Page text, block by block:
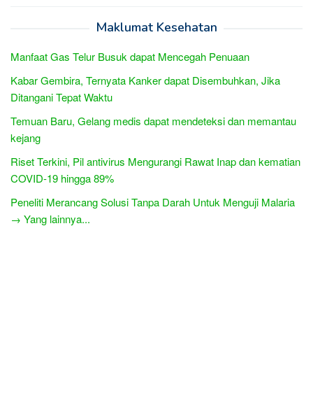
Maklumat Kesehatan
Manfaat Gas Telur Busuk dapat Mencegah Penuaan
Kabar Gembira, Ternyata Kanker dapat Disembuhkan, Jika
Ditangani Tepat Waktu
Temuan Baru, Gelang medis dapat mendeteksi dan memantau
kejang
Riset Terkini, Pil antivirus Mengurangi Rawat Inap dan kematian
COVID-19 hingga 89%
Peneliti Merancang Solusi Tanpa Darah Untuk Menguji Malaria
→ Yang lainnya...